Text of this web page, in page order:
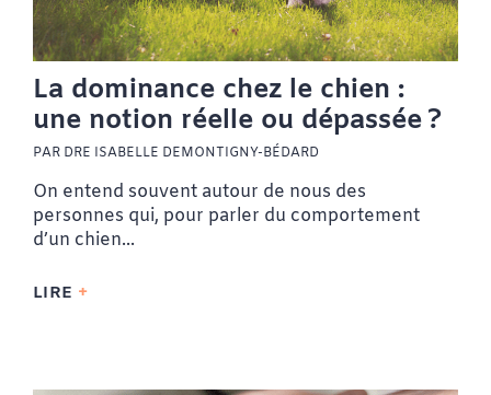
La dominance chez le chien :
une notion réelle ou dépassée ?
PAR DRE ISABELLE DEMONTIGNY-BÉDARD
On entend souvent autour de nous des
personnes qui, pour parler du comportement
d’un chien...
LIRE